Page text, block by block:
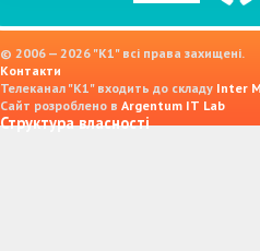
© 2006 — 2026 "K1" всі права захищені.
Контакти
Телеканал "К1" входить до складу Inter
Сайт розроблено в Argentum IT Lab
Структура власності